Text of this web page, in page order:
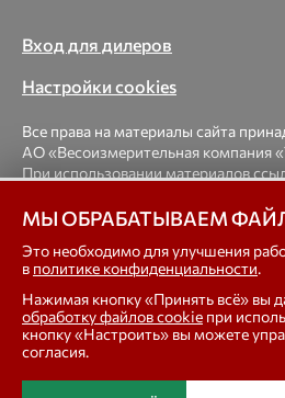
Вход для дилеров
Настройки cookies
Все права на материалы сайта
АО «Весоизмерительная компания
При использовании материалов
© 1998-2026 Весоизмерительная
платформенные, крановые,
автомобильные весы, весовые
тензодатчики
МЫ ОБРАБАТЫВАЕМ
Это необходимо для улучшения
в политике конфиденциальности.
Нажимая кнопку «Принять всё» вы
обработку файлов cookie при
кнопку «Настроить» вы можете
согласия.